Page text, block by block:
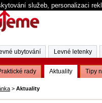
služeb, personalizaci
> Aktuality
rady Aktuality Tipy
ubytování Levné letenky